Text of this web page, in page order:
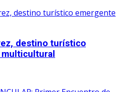
destino turístico